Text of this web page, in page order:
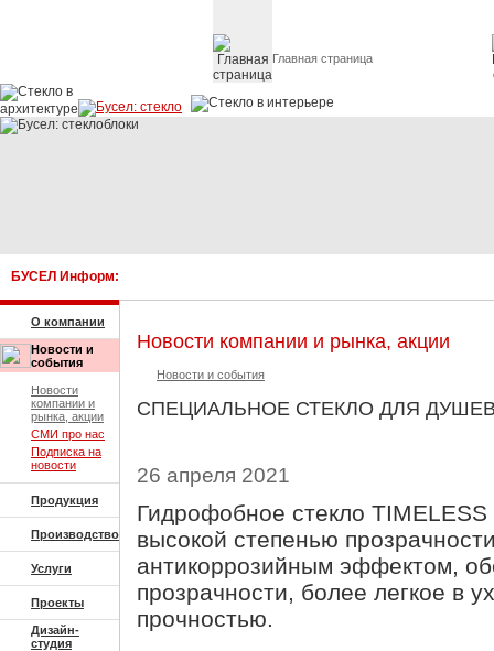
Главная страница
БУСЕЛ Информ:
О компании
Новости и
события
Новости
компании и
рынка, акции
СМИ про нас
Подписка на
новости
Продукция
Производство
Услуги
Проекты
Дизайн-
студия
Новости компании и рынка, акции
Новости и события
СПЕЦИАЛЬНОЕ СТЕКЛО ДЛЯ
26 апреля 2021
Гидрофобное стекло
высокой степенью
антикоррозийным эффектом,
прозрачности, более легкое в
прочностью.